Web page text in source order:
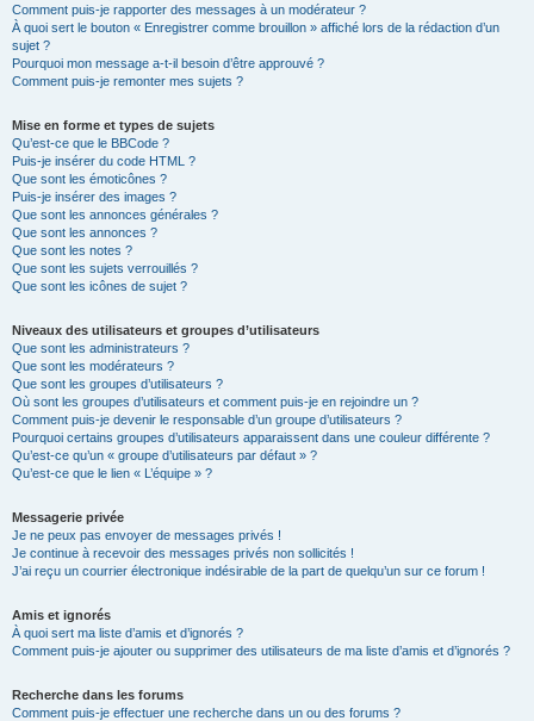
Comment puis-je rapporter des messages à un modérateur ?
À quoi sert le bouton « Enregistrer comme brouillon » affiché lors de la rédaction d’un
sujet ?
Pourquoi mon message a-t-il besoin d’être approuvé ?
Comment puis-je remonter mes sujets ?
Mise en forme et types de sujets
Qu’est-ce que le BBCode ?
Puis-je insérer du code HTML ?
Que sont les émoticônes ?
Puis-je insérer des images ?
Que sont les annonces générales ?
Que sont les annonces ?
Que sont les notes ?
Que sont les sujets verrouillés ?
Que sont les icônes de sujet ?
Niveaux des utilisateurs et groupes d’utilisateurs
Que sont les administrateurs ?
Que sont les modérateurs ?
Que sont les groupes d’utilisateurs ?
Où sont les groupes d’utilisateurs et comment puis-je en rejoindre un ?
Comment puis-je devenir le responsable d’un groupe d’utilisateurs ?
Pourquoi certains groupes d’utilisateurs apparaissent dans une couleur différente ?
Qu’est-ce qu’un « groupe d’utilisateurs par défaut » ?
Qu’est-ce que le lien « L’équipe » ?
Messagerie privée
Je ne peux pas envoyer de messages privés !
Je continue à recevoir des messages privés non sollicités !
J’ai reçu un courrier électronique indésirable de la part de quelqu’un sur ce forum !
Amis et ignorés
À quoi sert ma liste d’amis et d’ignorés ?
Comment puis-je ajouter ou supprimer des utilisateurs de ma liste d’amis et d’ignorés ?
Recherche dans les forums
Comment puis-je effectuer une recherche dans un ou des forums ?